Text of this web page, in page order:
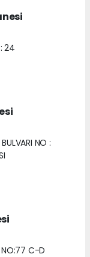
24
NO :
NO:77 C-D